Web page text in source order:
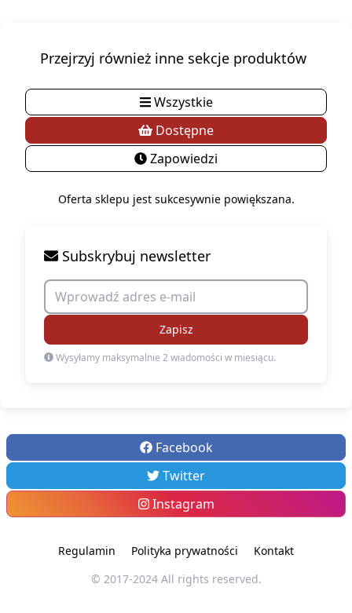
Przejrzyj również inne sekcje produktów
Wszystkie
Dostępne
Zapowiedzi
Oferta sklepu jest sukcesywnie powiększana.
Subskrybuj newsletter
Zapisz
Wysyłamy maksymalnie 2 wiadomości w miesiącu.
Facebook
Twitter
Instagram
Regulamin Polityka prywatności
Kontakt
© 2017-2024 All rights reserved.